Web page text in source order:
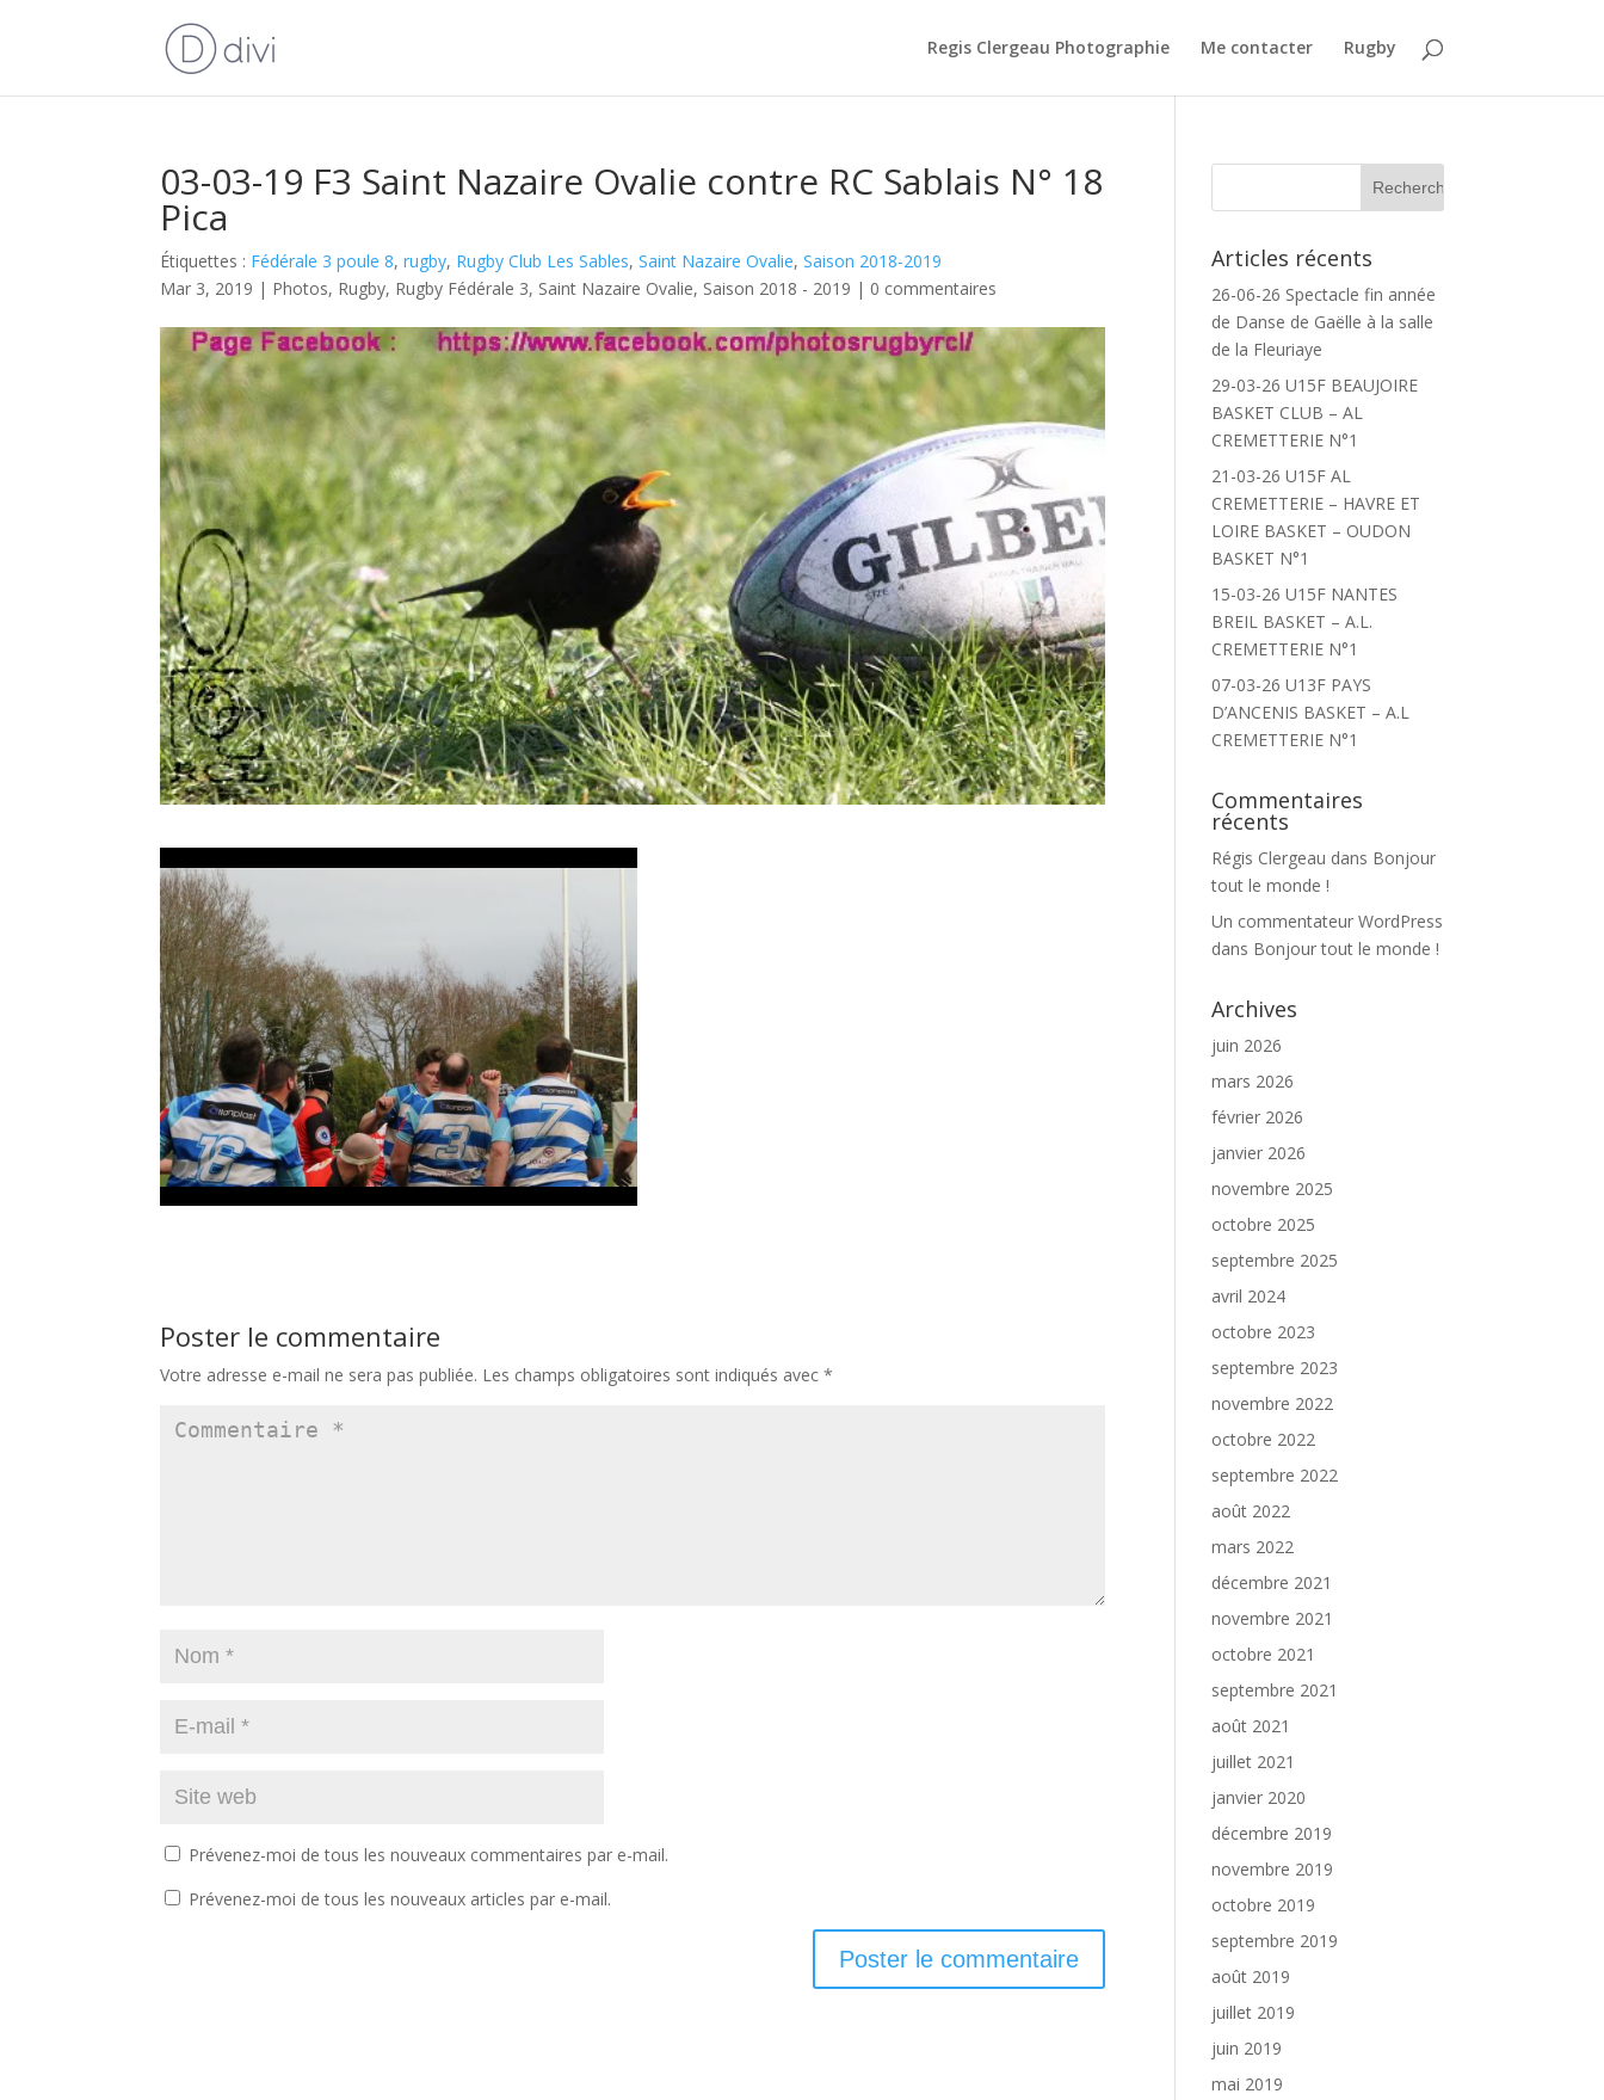
Regis Clergeau Photographie Me contacter Rugby
03-03-19 F3 Saint Nazaire Ovalie contre RC Sablais N° 18
Pica
Étiquettes : Fédérale 3 poule 8,rugby, Rugby Club Les Sables,Saint Nazaire Ovalie,Saison 2018-2019
Mar 3, 2019 | Photos, Rugby, Rugby Fédérale 3, Saint Nazaire Ovalie, Saison 2018 - 2019 | 0 commentaires
Poster le commentaire
Votre adresse e-mail ne sera pas publiée. Les champs obligatoires sont indiqués avec*
Prévenez-moi de tous les nouveaux commentaires par e-mail.
Prévenez-moi de tous les nouveaux articles par e-mail.
Articles récents
26-06-26 Spectacle fin année
de Danse de Gaëlle à la salle
de la Fleuriaye
29-03-26 U15F BEAUJOIRE
BASKET CLUB – AL
CREMETTERIE N°1
21-03-26 U15F AL
CREMETTERIE – HAVRE ET
LOIRE BASKET – OUDON
BASKET N°1
15-03-26 U15F NANTES
BREIL BASKET – A.L.
CREMETTERIE N°1
07-03-26 U13F PAYS
D’ANCENIS BASKET – A.L
CREMETTERIE N°1
Commentaires
récents
Régis Clergeau dans Bonjour
tout le monde !
Un commentateur WordPress
dans Bonjour tout le monde !
Archives
juin 2026
mars 2026
février 2026
janvier 2026
novembre 2025
octobre 2025
septembre 2025
avril 2024
octobre 2023
septembre 2023
novembre 2022
octobre 2022
septembre 2022
août 2022
mars 2022
décembre 2021
novembre 2021
octobre 2021
septembre 2021
août 2021
juillet 2021
janvier 2020
décembre 2019
novembre 2019
octobre 2019
septembre 2019
août 2019
juillet 2019
juin 2019
mai 2019